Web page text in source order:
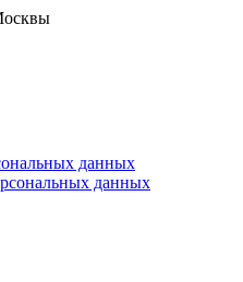
данных
данных